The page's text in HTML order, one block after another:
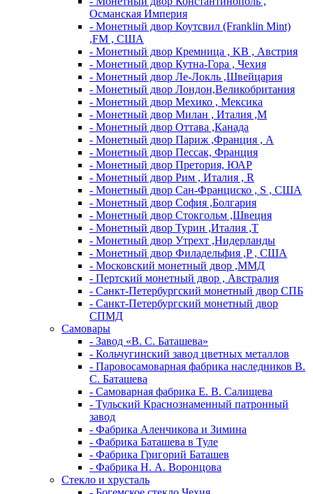
Османская Империя
- Монетный двор Коутсвил (Franklin Mint)
,FM , США
- Монетный двор Кремница , KB , Австрия
- Монетный двор Кутна-Гора , Чехия
- Монетный двор Ле-Локль ,Швейцария
- Монетный двор Лондон,Великобритания
- Монетный двор Мехико , Мексика
- Монетный двор Милан , Италия ,M
- Монетный двор Оттава ,Канада
- Монетный двор Париж ,Франция , A
- Монетный двор Пессак, Франция
- Монетный двор Претория, ЮАР
- Монетный двор Рим , Италия , R
- Монетный двор Сан-Франциско , S , США
- Монетный двор София ,Болгария
- Монетный двор Стокгольм ,Швеция
- Монетный двор Турин ,Италия ,T
- Монетный двор Утрехт ,Нидерланды
- Монетный двор Филадельфия ,P , США
- Московский монетный двор ,ММД
- Пертский монетный двор , Австралия
- Санкт-Петербургский монетный двор СПБ
- Санкт-Петербургский монетный двор
СПМД
Самовары
- Завод «В. С. Баташева»
- Кольчугинский завод цветных металлов
- Паровосамоварная фабрика наследников В.
С. Баташева
- Самоварная фабрика Е. В. Салищева
- Тульский Краснознаменный патронный
завод
- Фабрика Аленчикова и Зимина
- Фабрика Баташева в Туле
- Фабрика Григорий Баташев
- Фабрика Н. А. Воронцова
Стекло и хрусталь